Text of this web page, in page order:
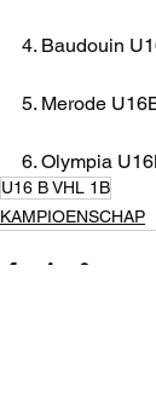
4. Baudouin
5. Merode
6. Olympia
U16 B VHL 1B
KAMPIOENSCHAP